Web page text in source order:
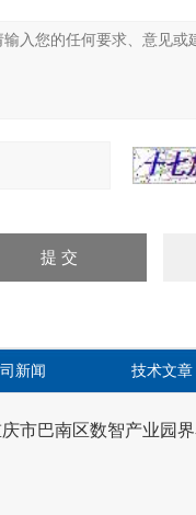
新闻 技术文章
市巴南区数智产业园